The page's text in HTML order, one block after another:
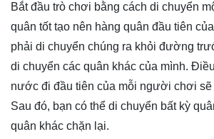
Bắt đầu trò chơi bằng cách di chuyển
quân tốt tạo nên hàng quân đầu tiên
phải di chuyển chúng ra khỏi đường
di chuyển các quân khác của mình.
nước đi đầu tiên của mỗi người chơi sẽ
Sau đó, bạn có thể di chuyển bất kỳ
quân khác chặn lại.